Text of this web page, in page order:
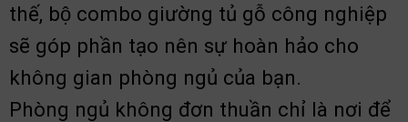
thế, bộ combo giường tủ gỗ công nghiệp
sẽ góp phần tạo nên sự hoàn hảo cho
không gian phòng ngủ của bạn.
Phòng ngủ không đơn thuần chỉ là nơi để